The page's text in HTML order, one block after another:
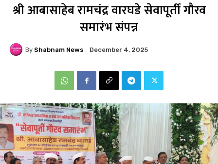
श्री आबासाहेब रामचंद्र वारघडे सेवापूर्ती गौरव
समारंभ संपन्न
By Shabnam News December 4, 2025